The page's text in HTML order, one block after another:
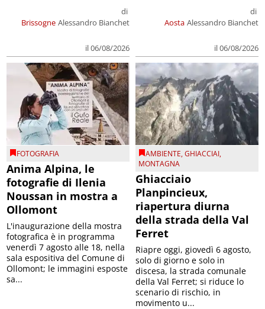
Brissogne
di
Alessandro Bianchet
il 06/08/2026
Aosta
di
Alessandro Bianchet
il 06/08/2026
FOTOGRAFIA
Anima Alpina, le
fotografie di Ilenia
Noussan in mostra a
Ollomont
L'inaugurazione della mostra
fotografica è in programma
venerdì 7 agosto alle 18, nella
sala espositiva del Comune di
Ollomont; le immagini esposte
sa...
AMBIENTE,GHIACCIAI,
MONTAGNA
Ghiacciaio
Planpincieux,
riapertura diurna
della strada della Val
Ferret
Riapre oggi, giovedì 6 agosto,
solo di giorno e solo in
discesa, la strada comunale
della Val Ferret; si riduce lo
scenario di rischio, in
movimento u...